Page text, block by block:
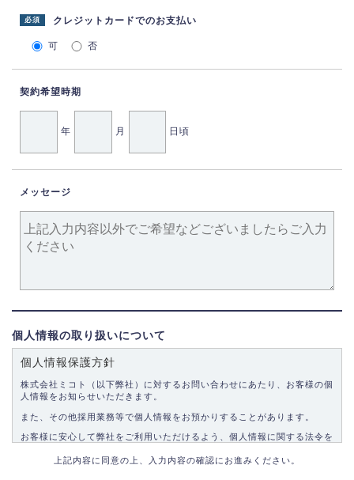
クレジットカードでのお支払い
必須
可 否
契約希望時期
年 月 日頃
メッセージ
個人情報の取り扱いについて
個人情報保護方針
株式会社ミコト（以下弊社）に対するお問い合わせにあたり、お客様の個
人情報をお知らせいただきます。
また、その他採用業務等で個人情報をお預かりすることがあります。
お客様に安心して弊社をご利用いただけるよう、個人情報に関する法令を
上記内容に同意の上、入力内容の確認にお進みください。